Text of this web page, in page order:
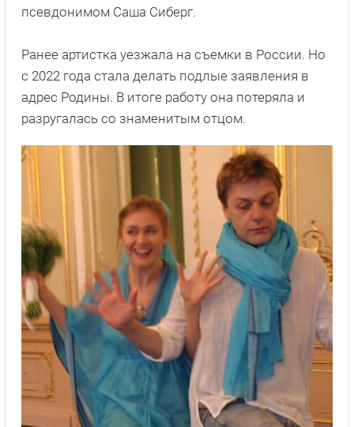
псевдонимом Саша Сиберг.
Ранее артистка уезжала на съемки в России. Но
с 2022 года стала делать подлые заявления в
адрес Родины. В итоге работу она потеряла и
разругалась со знаменитым отцом.